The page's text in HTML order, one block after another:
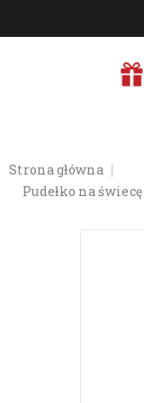
strona główna
pudełko na